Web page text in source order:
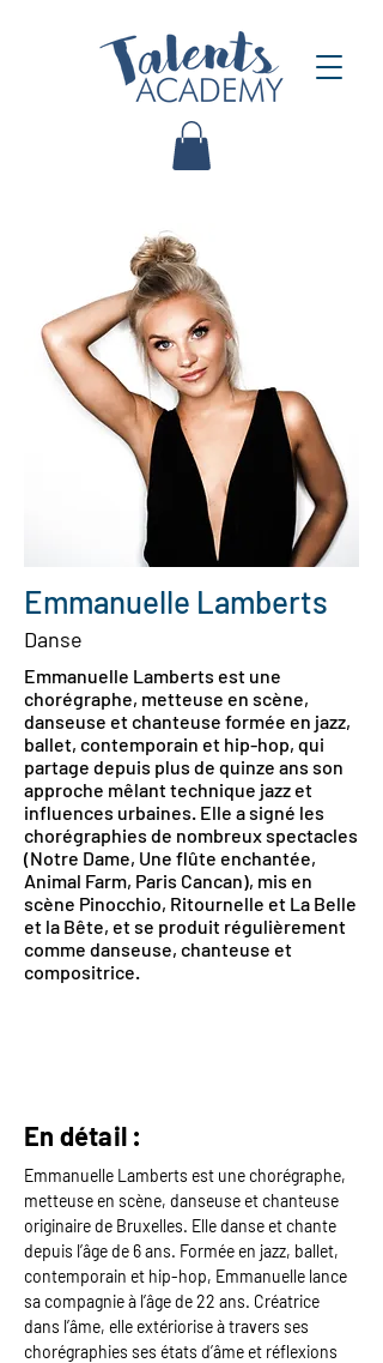
Emmanuelle Lamberts
Danse
Emmanuelle Lamberts est une
chorégraphe, metteuse en scène,
danseuse et chanteuse formée en jazz,
ballet, contemporain et hip-hop, qui
partage depuis plus de quinze ans son
approche mêlant technique jazz et
influences urbaines. Elle a signé les
chorégraphies de nombreux spectacles
(Notre Dame, Une flûte enchantée,
Animal Farm, Paris Cancan), mis en
scène Pinocchio, Ritournelle et La Belle
et la Bête, et se produit régulièrement
comme danseuse, chanteuse et
compositrice.
En détail :
Emmanuelle Lamberts est une chorégraphe,
metteuse en scène, danseuse et chanteuse
originaire de Bruxelles. Elle danse et chante
depuis l’âge de 6 ans. Formée en jazz, ballet,
contemporain et hip-hop, Emmanuelle lance
sa compagnie à l’âge de 22 ans. Créatrice
dans l’âme, elle extériorise à travers ses
chorégraphies ses états d’âme et réflexions